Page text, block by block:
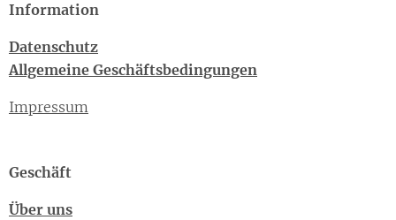
Information
Datenschutz
Allgemeine Geschäftsbedingungen
Impressum
Geschäft
Über uns